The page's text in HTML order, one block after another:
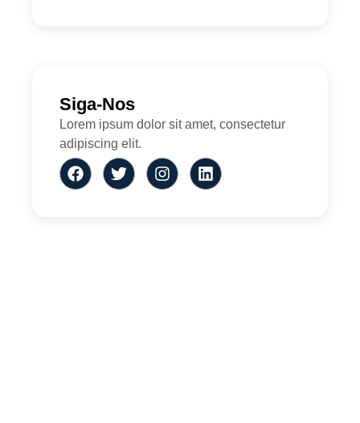
Siga-Nos
Lorem ipsum dolor sit amet, consectetur
adipiscing elit.